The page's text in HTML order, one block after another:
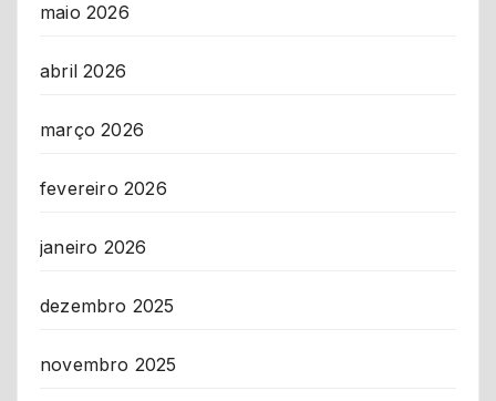
maio 2026
abril 2026
março 2026
fevereiro 2026
janeiro 2026
dezembro 2025
novembro 2025